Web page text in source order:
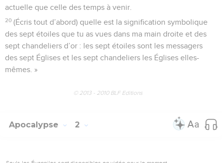
actuelle que celle des temps à venir.
20 (Écris tout d’abord) quelle est la signification symbolique
des sept étoiles que tu as vues dans ma main droite et des
sept chandeliers d’or : les sept étoiles sont les messagers
des sept Églises et les sept chandeliers les Églises elles-
mêmes. »
© 2013 - 2010 BLF Editions
Apocalypse 2